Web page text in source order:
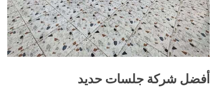
أفضل شركة جلسات حديد